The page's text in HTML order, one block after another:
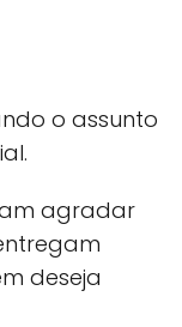
o assunto
agradar
deseja